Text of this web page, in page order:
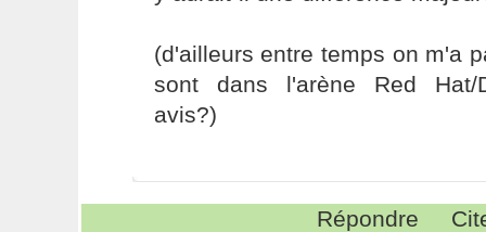
(d'ailleurs entre temps on m'a
sont dans l'arène Red Hat/
avis?)
Répondre